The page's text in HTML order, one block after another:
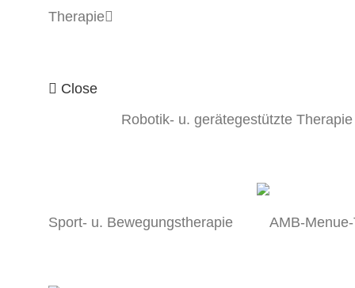
Therapie
Close
Robotik- u. gerätegestützte Therapie
Sport- u. Bewegungstherapie